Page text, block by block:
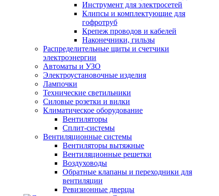
Инструмент для электросетей
Клипсы и комплектующие для
гофротруб
Крепеж проводов и кабелей
Наконечники, гильзы
Распределительные щиты и счетчики
электроэнергии
Автоматы и УЗО
Электроустановочные изделия
Лампочки
Технические светильники
Силовые розетки и вилки
Климатическое оборудование
Вентиляторы
Сплит-системы
Вентиляционные системы
Вентиляторы вытяжные
Вентиляционные решетки
Воздуховоды
Обратные клапаны и переходники для
вентиляции
Ревизионные дверцы